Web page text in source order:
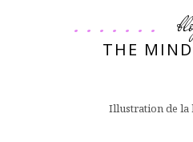
THE
Illustration de la